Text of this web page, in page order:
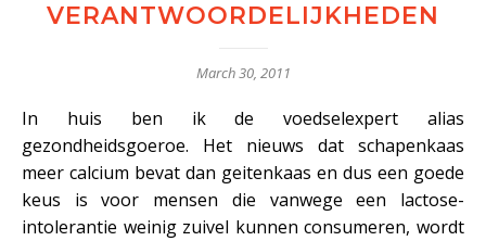
VERANTWOORDELIJKHEDEN
March 30, 2011
In huis ben ik de voedselexpert alias
gezondheidsgoeroe. Het nieuws dat schapenkaas
meer calcium bevat dan geitenkaas en dus een goede
keus is voor mensen die vanwege een lactose-
intolerantie weinig zuivel kunnen consumeren, wordt